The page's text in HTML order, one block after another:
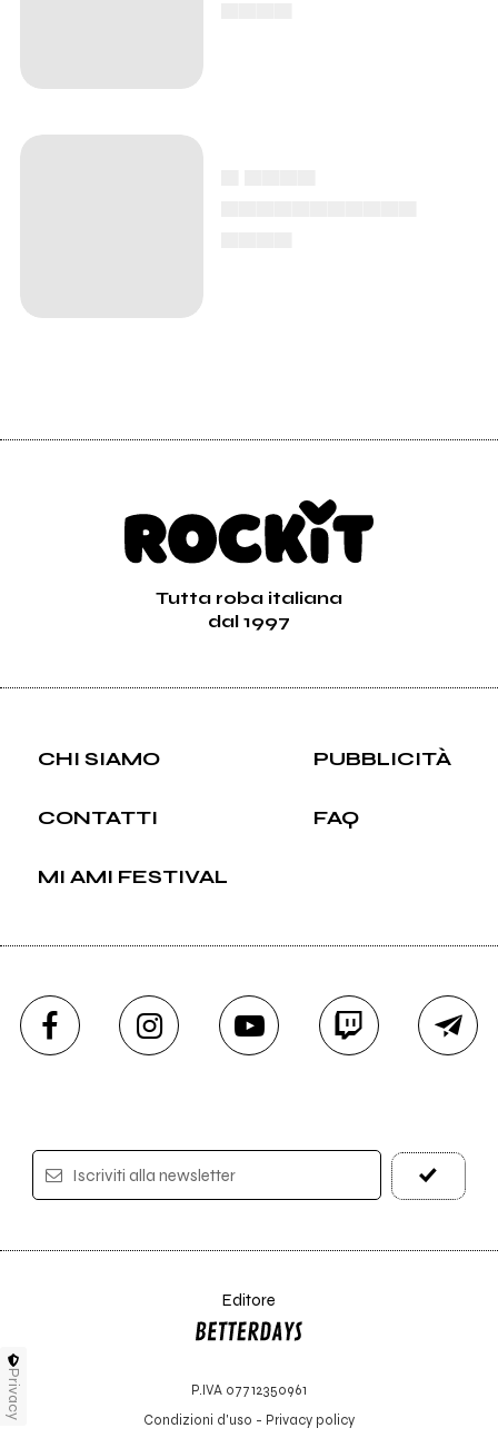
Tutta roba italiana
dal 1997
CHI SIAMO PUBBLICITÀ
CONTATTI FAQ
MI AMI FESTIVAL
Iscriviti alla newsletter
Editore
P.IVA 07712350961
Condizioni d'uso - Privacy policy
Privacy